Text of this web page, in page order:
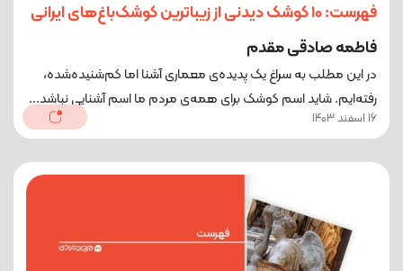
فهرست: 10 کوشک دیدنی از زیبا‌ترین کوشک‌باغ‌های ایرانی
فاطمه صادقی مقدم
در این مطلب به سراغ یک پدیده‌ی معماری آشنا اما کم‌شنیده‌شده،
رفته‌ایم. شاید اسم کوشک برای همه‌ی مردم ما اسم آشنایی نباشد...
16 اسفند 1403